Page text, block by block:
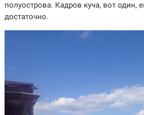
полуострова. Кадров куча, вот один,
достаточно.